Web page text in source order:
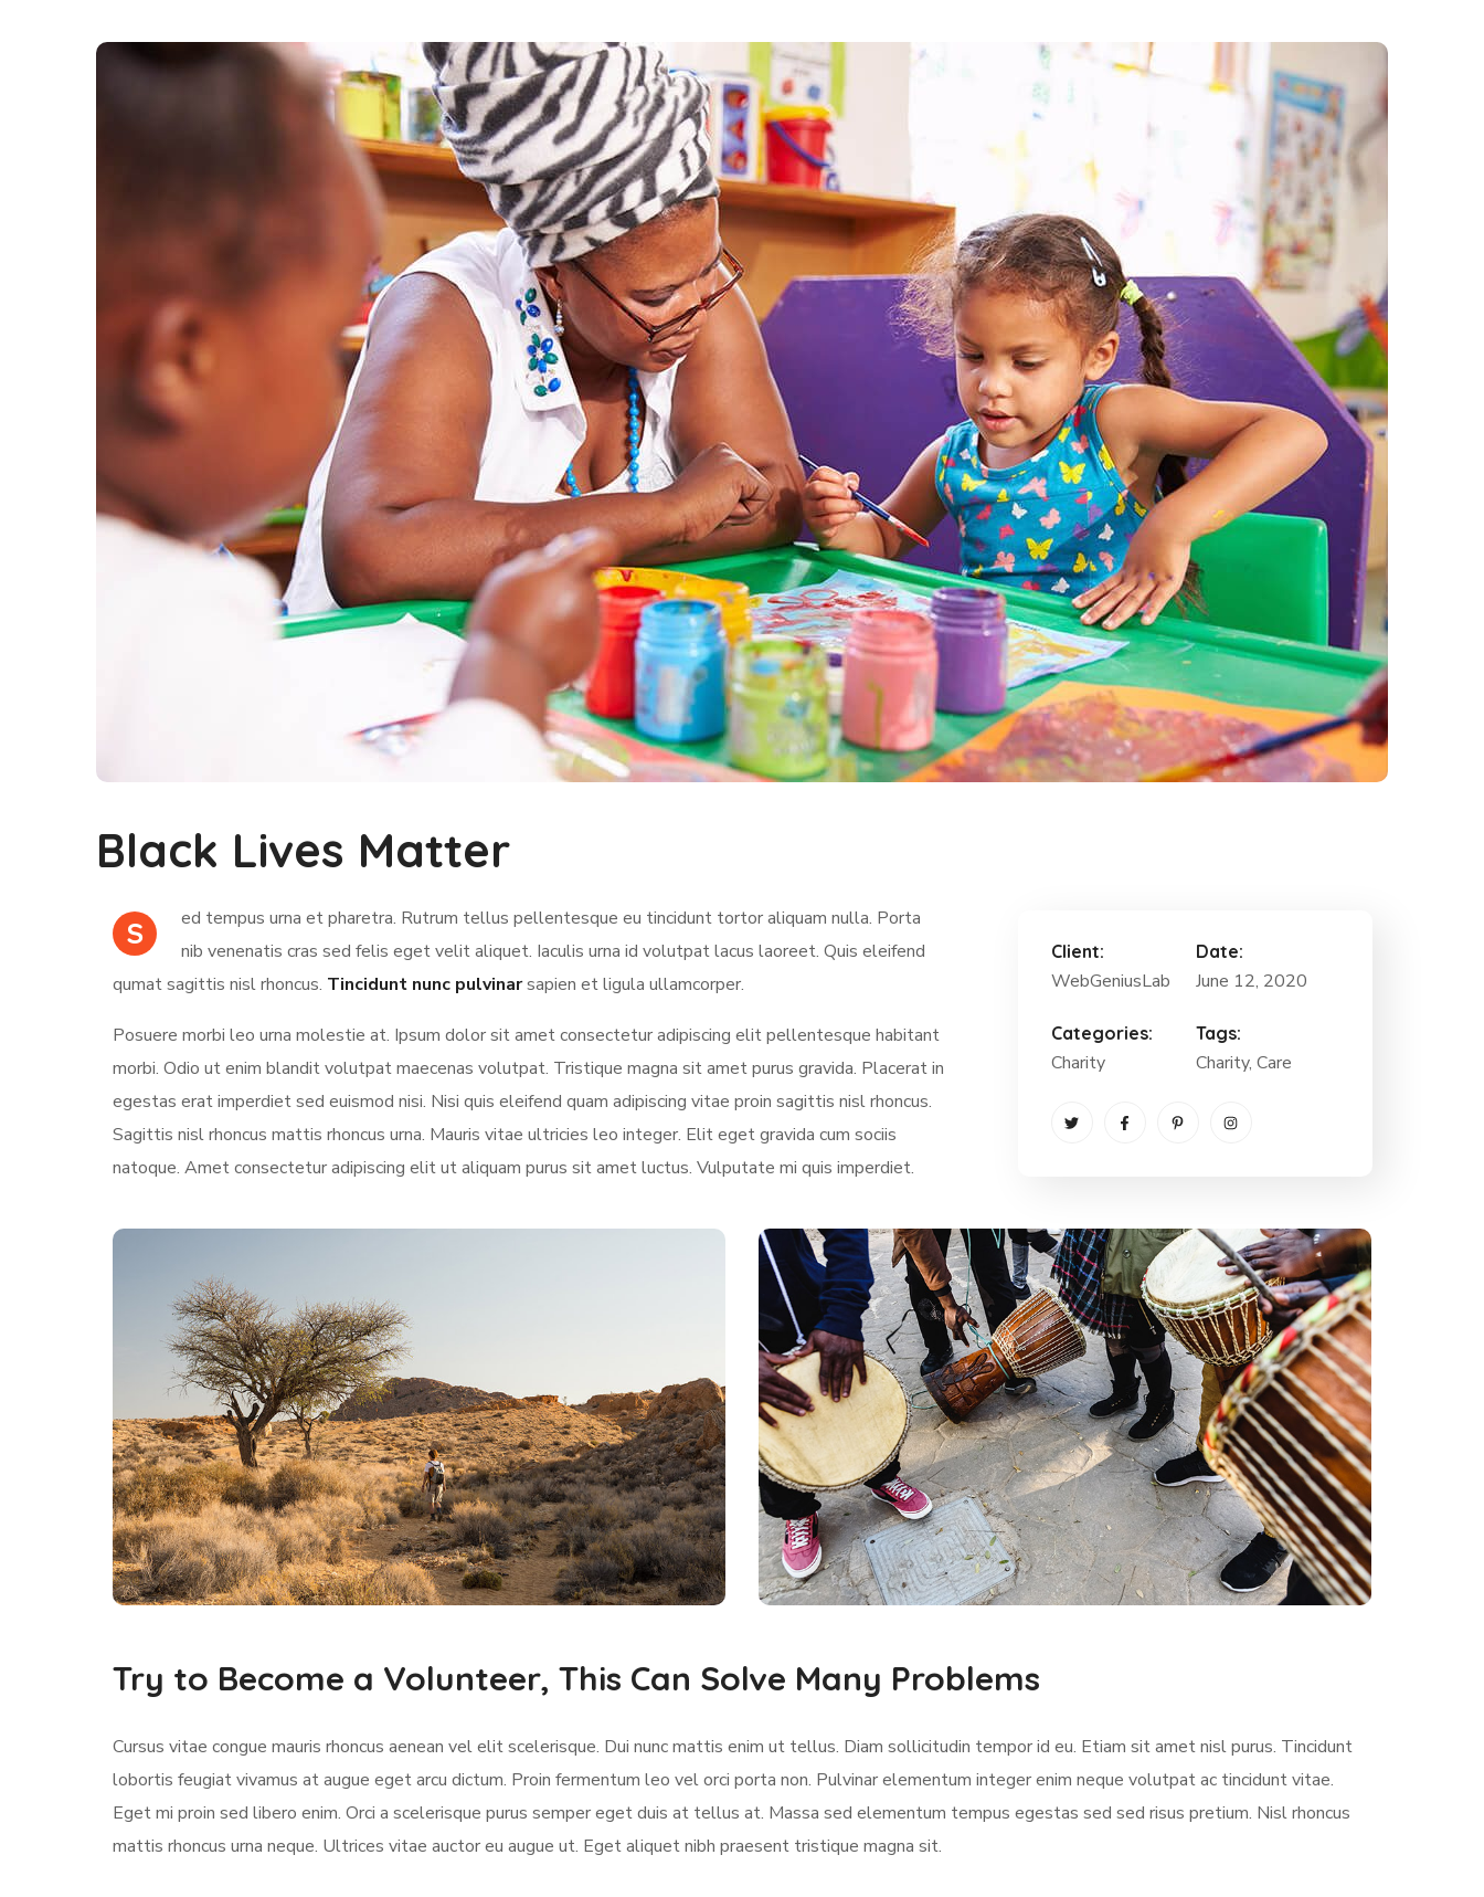
Black Lives Matter
S
ed tempus urna et pharetra. Rutrum tellus pellentesque eu tincidunt tortor aliquam nulla. Porta
nib venenatis cras sed felis eget velit aliquet. Iaculis urna id volutpat lacus laoreet. Quis eleifend
qumat sagittis nisl rhoncus. Tincidunt nunc pulvinarsapien et ligula ullamcorper.
Posuere morbi leo urna molestie at. Ipsum dolor sit amet consectetur adipiscing elit pellentesque habitant
morbi. Odio ut enim blandit volutpat maecenas volutpat. Tristique magna sit amet purus gravida. Placerat in
egestas erat imperdiet sed euismod nisi. Nisi quis eleifend quam adipiscing vitae proin sagittis nisl rhoncus.
Sagittis nisl rhoncus mattis rhoncus urna. Mauris vitae ultricies leo integer. Elit eget gravida cum sociis
natoque. Amet consectetur adipiscing elit ut aliquam purus sit amet luctus. Vulputate mi quis imperdiet.
Client:
WebGeniusLab
Date:
June 12, 2020
Categories:
Charity
Tags:
Charity, Care
Try to Become a Volunteer, This Can Solve Many Problems
Cursus vitae congue mauris rhoncus aenean vel elit scelerisque. Dui nunc mattis enim ut tellus. Diam sollicitudin tempor id eu. Etiam sit amet nisl purus. Tincidunt
lobortis feugiat vivamus at augue eget arcu dictum. Proin fermentum leo vel orci porta non. Pulvinar elementum integer enim neque volutpat ac tincidunt vitae.
Eget mi proin sed libero enim. Orci a scelerisque purus semper eget duis at tellus at. Massa sed elementum tempus egestas sed sed risus pretium. Nisl rhoncus
mattis rhoncus urna neque. Ultrices vitae auctor eu augue ut. Eget aliquet nibh praesent tristique magna sit.